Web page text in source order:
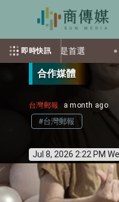
即時快訊
首選 父親節送什麼
合作媒體
台灣郵報 a month ago
#台灣郵報
Jul 8, 2026 2:22 PM